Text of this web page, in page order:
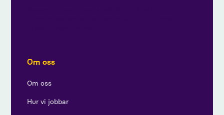
Om oss
Om oss
Hur vi jobbar